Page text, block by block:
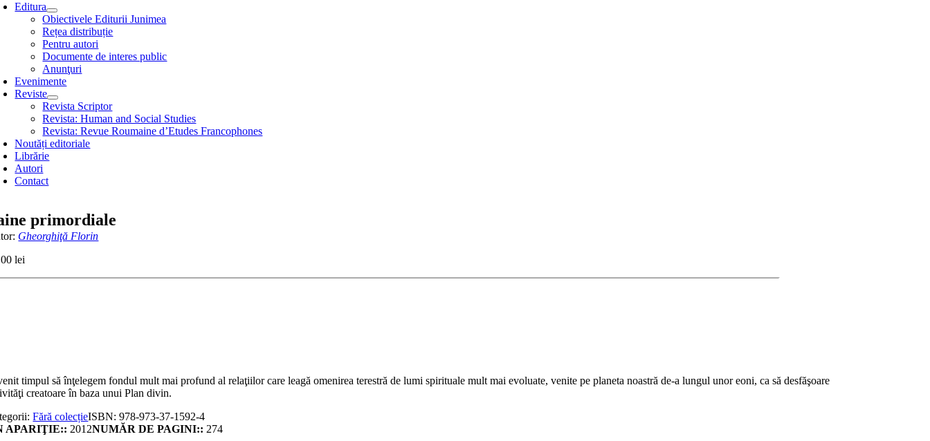
Editura
Obiectivele Editurii Junimea
Rețea distribuție
Pentru autori
Documente de interes public
Anunţuri
Evenimente
Reviste
Revista Scriptor
Revista: Human and Social Studies
Revista: Revue Roumaine d’Etudes Francophones
Noutăți editoriale
Librărie
Autori
Contact
primordiale
Gheorghiţă Florin
lei
timpul să înţelegem fondul mult mai profund al relaţiilor care leagă omenirea terestră de lumi spirituale mult mai evoluate, venite pe planeta noastră de-a lungul unor eoni, ca să desfăşoare
creatoare în baza unui Plan divin.
Fără colecțieISBN:978-973-37-1592-4
APARIŢIE:: 2012NUMĂR DE PAGINI:: 274